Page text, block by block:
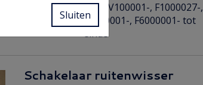
Chassis nr.
Van FV100001-, F1000027-,
F5000001-, F6000001- tot
einde
Schakelaar ruitenwisser
Sluiten